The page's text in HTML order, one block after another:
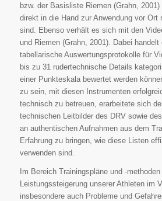
bzw. der Basisliste Riemen (Grahn,
direkt in die Hand zur Anwendung vor Ort
sind. Ebenso verhält es sich mit den
und Riemen (Grahn, 2001). Dabei
tabellarische Auswertungsprotokolle für
bis zu 31 rudertechnische Details
einer Punkteskala bewertet werden
zu sein, mit diesen Instrumenten
technisch zu betreuen, erarbeitete sich
technischen Leitbilder des DRV sowie
an authentischen Aufnahmen aus dem
Erfahrung zu bringen, wie diese Listen
verwenden sind.
Im Bereich Trainingspläne und -
Leistungssteigerung unserer Athleten im
insbesondere auch Probleme und